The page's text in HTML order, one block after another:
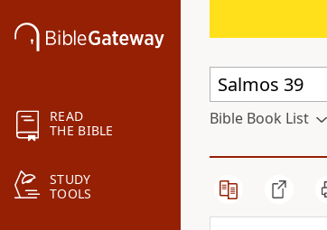
READ
THE BIBLE
STUDY
TOOLS
Bible Book List